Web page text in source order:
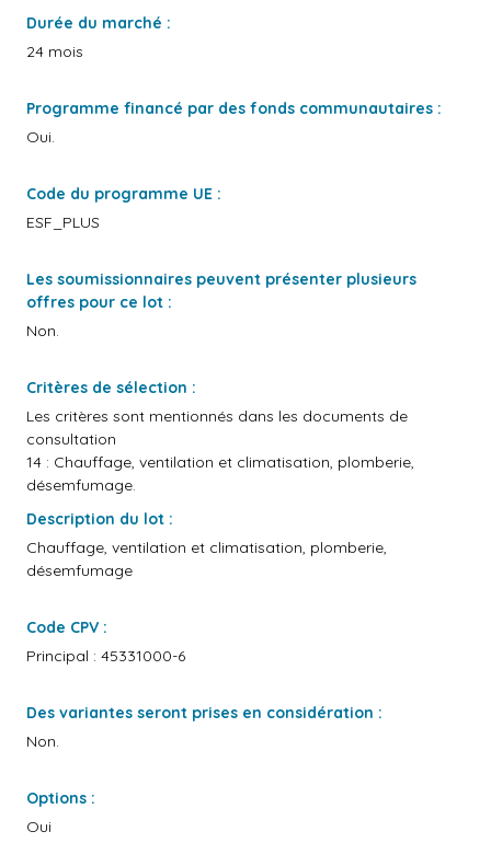
Durée du marché :
24 mois
Programme financé par des fonds communautaires :
Oui.
Code du programme UE :
ESF_PLUS
Les soumissionnaires peuvent présenter plusieurs
offres pour ce lot :
Non.
Critères de sélection :
Les critères sont mentionnés dans les documents de
consultation
14 : Chauffage, ventilation et climatisation, plomberie,
désemfumage.
Description du lot :
Chauffage, ventilation et climatisation, plomberie,
désemfumage
Code CPV :
Principal : 45331000-6
Des variantes seront prises en considération :
Non.
Options :
Oui